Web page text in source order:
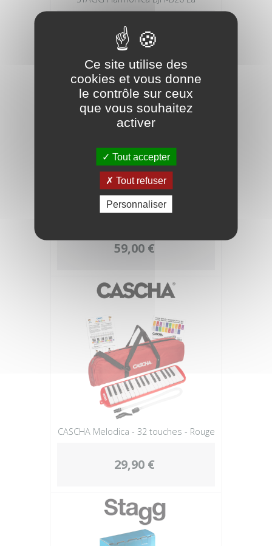
9,90 €
SUZUKI Harmonica MR350C Do
59,00 €
CASCHA Melodica - 32 touches - Rouge
29,90 €
Ce site utilise des
cookies et vous donne
le contrôle sur ceux
que vous souhaitez
activer
Tout accepter
Tout refuser
Personnaliser